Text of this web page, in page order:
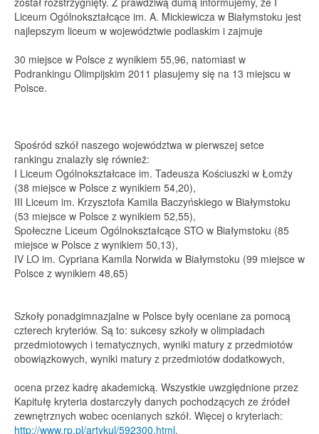
Liceum Ogólnokształcące im. A. Mickiewicza w Białymstoku jest
najlepszym liceum w województwie podlaskim i zajmuje
30 miejsce w Polsce z wynikiem 55,96, natomiast w
Podrankingu Olimpijskim 2011 plasujemy się na 13 miejscu w
Polsce.
Spośród szkół naszego województwa w pierwszej setce
rankingu znalazły się również:
I Liceum Ogólnokształcace im. Tadeusza Kościuszki w Łomży
(38 miejsce w Polsce z wynikiem 54,20),
III Liceum im. Krzysztofa Kamila Baczyńskiego w Białymstoku
(53 miejsce w Polsce z wynikiem 52,55),
Społeczne Liceum Ogólnokształcące STO w Białymstoku (85
miejsce w Polsce z wynikiem 50,13),
IV LO im. Cypriana Kamila Norwida w Białymstoku (99 miejsce w
Polsce z wynikiem 48,65)
Szkoły ponadgimnazjalne w Polsce były oceniane za pomocą
czterech kryteriów. Są to: sukcesy szkoły w olimpiadach
przedmiotowych i tematycznych, wyniki matury z przedmiotów
obowiązkowych, wyniki matury z przedmiotów dodatkowych,
ocena przez kadrę akademicką. Wszystkie uwzględnione przez
Kapitułę kryteria dostarczyły danych pochodzących ze źródeł
zewnętrznych wobec ocenianych szkół. Więcej o kryteriach:
http://www.rp.pl/artykul/592300.html.